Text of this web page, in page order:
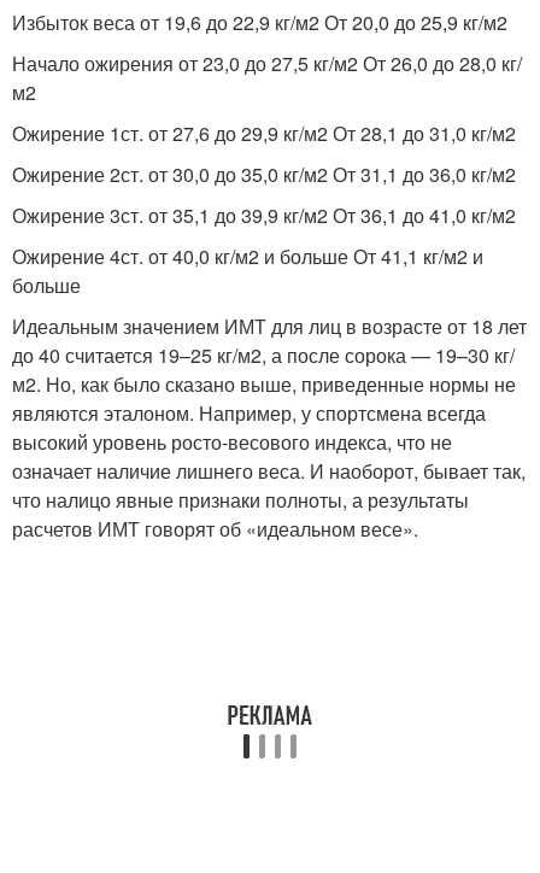
Избыток веса от 19,6 до 22,9 кг/м2 От 20,0 до 25,9 кг/м2
Начало ожирения от 23,0 до 27,5 кг/м2 От 26,0 до 28,0 кг/
м2
Ожирение 1ст. от 27,6 до 29,9 кг/м2 От 28,1 до 31,0 кг/м2
Ожирение 2ст. от 30,0 до 35,0 кг/м2 От 31,1 до 36,0 кг/м2
Ожирение 3ст. от 35,1 до 39,9 кг/м2 От 36,1 до 41,0 кг/м2
Ожирение 4ст. от 40,0 кг/м2 и больше От 41,1 кг/м2 и
больше
Идеальным значением ИМТ для лиц в возрасте от 18 лет
до 40 считается 19–25 кг/м2, а после сорока — 19–30 кг/
м2. Но, как было сказано выше, приведенные нормы не
являются эталоном. Например, у спортсмена всегда
высокий уровень росто-весового индекса, что не
означает наличие лишнего веса. И наоборот, бывает так,
что налицо явные признаки полноты, а результаты
расчетов ИМТ говорят об «идеальном весе».